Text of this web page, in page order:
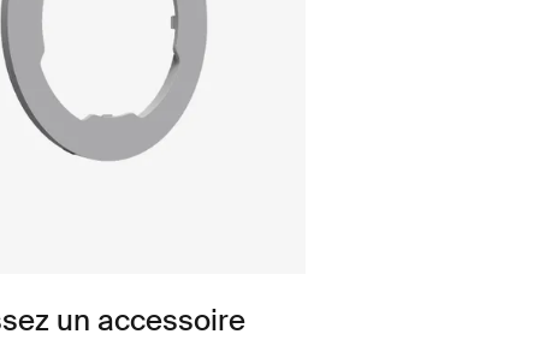
un accessoire